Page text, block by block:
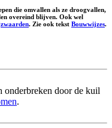
die omvallen als ze droogvallen,
overeind blijven. Ook wel
. Zie ook tekst Bouwwijzes.
onderbreken door de kuil
.